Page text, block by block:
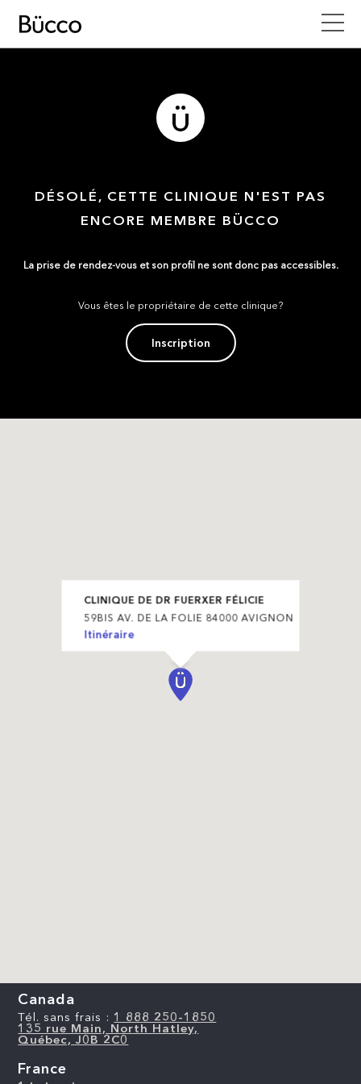
DÉSOLÉ, CETTE CLINIQUE N'EST PAS
ENCORE MEMBRE BÜCCO
La prise de rendez-vous et son profil ne sont donc pas accessibles.
Vous êtes le propriétaire de cette clinique?
Inscription
CLINIQUE DE DR FUERXER FÉLICIE
59BIS AV. DE LA FOLIE 84000 AVIGNON
Itinéraire
Canada
Tél. sans frais : 1 888 250-1850
135 rue Main, North Hatley,
Québec, J0B 2C0
France